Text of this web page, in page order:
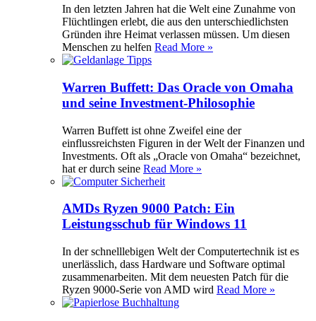
In den letzten Jahren hat die Welt eine Zunahme von
Flüchtlingen erlebt, die aus den unterschiedlichsten
Gründen ihre Heimat verlassen müssen. Um diesen
Menschen zu helfen Read More »
Warren Buffett: Das Oracle von Omaha
und seine Investment-Philosophie
Warren Buffett ist ohne Zweifel eine der
einflussreichsten Figuren in der Welt der Finanzen und
Investments. Oft als „Oracle von Omaha“ bezeichnet,
hat er durch seine Read More »
AMDs Ryzen 9000 Patch: Ein
Leistungsschub für Windows 11
In der schnelllebigen Welt der Computertechnik ist es
unerlässlich, dass Hardware und Software optimal
zusammenarbeiten. Mit dem neuesten Patch für die
Ryzen 9000-Serie von AMD wird Read More »